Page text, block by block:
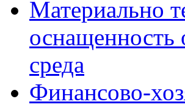
Материально
оснащенность
среда
Финансово-